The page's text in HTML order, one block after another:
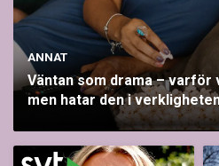
ANNAT
Väntan som drama – varför
men hatar den i